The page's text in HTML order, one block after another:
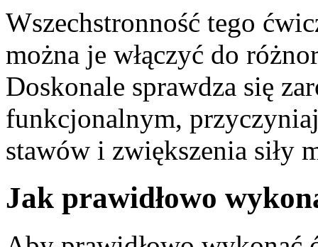
Wszechstronność tego
można je włączyć do
Doskonale sprawdza się
funkcjonalnym,
stawów i zwiększenia siły
Jak prawidłowo